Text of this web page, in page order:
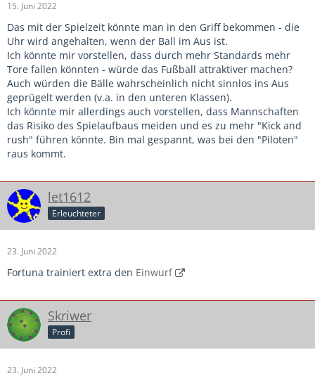
15. Juni 2022
Das mit der Spielzeit könnte man in den Griff bekommen - die
Uhr wird angehalten, wenn der Ball im Aus ist.
Ich könnte mir vorstellen, dass durch mehr Standards mehr
Tore fallen könnten - würde das Fußball attraktiver machen?
Auch würden die Bälle wahrscheinlich nicht sinnlos ins Aus
geprügelt werden (v.a. in den unteren Klassen).
Ich könnte mir allerdings auch vorstellen, dass Mannschaften
das Risiko des Spielaufbaus meiden und es zu mehr "Kick and
rush" führen könnte. Bin mal gespannt, was bei den "Piloten"
raus kommt.
let1612
Erleuchteter
23. Juni 2022
Fortuna trainiert extra den Einwurf
Skriwer
Profi
23. Juni 2022